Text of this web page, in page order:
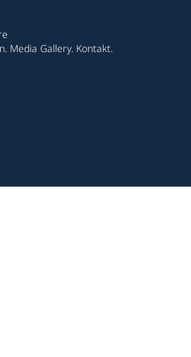
. Media Gallery. Kontakt.